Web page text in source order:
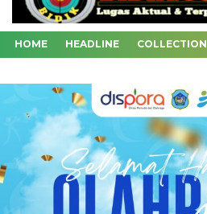
HOME HEADLINE COLLECTION